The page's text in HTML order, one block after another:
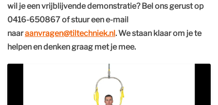
wil je een vrijblijvende demonstratie? Bel ons gerust op
0416-650867 of stuur een e-mail
naaraanvragen@tiltechniek.nl. We staan klaar om je te
helpen en denken graag met je mee.